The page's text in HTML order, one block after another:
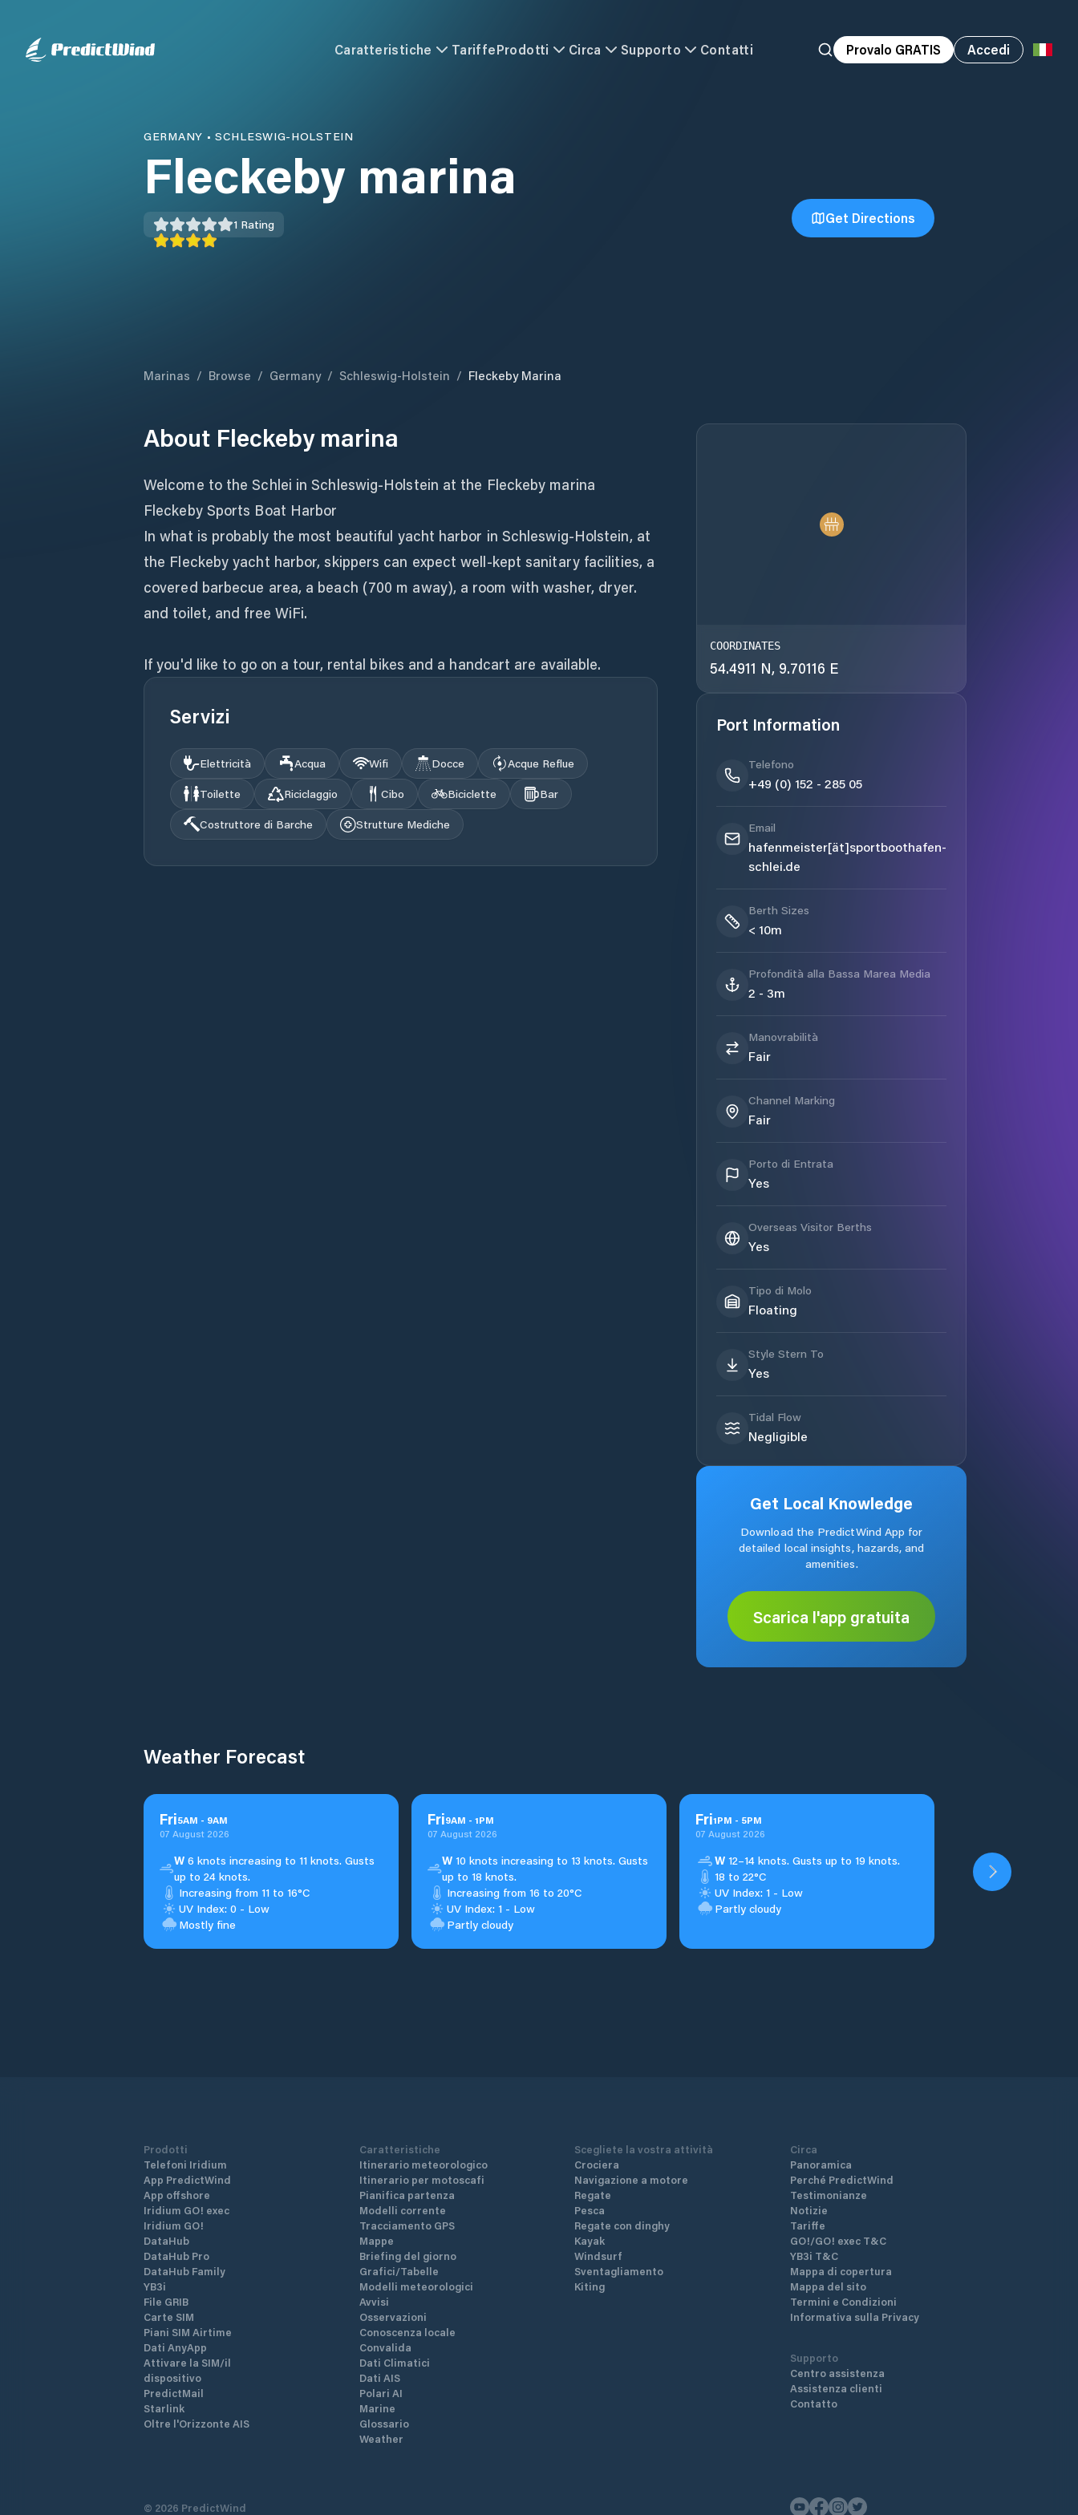
Caratteristiche TariffeProdotti Circa Supporto Contatti Provalo GRATIS Accedi
GERMANY •SCHLESWIG-HOLSTEIN
Fleckeby marina
1 Rating Get Directions
Marinas / Browse / Germany / Schleswig-Holstein / Fleckeby Marina
About Fleckeby marina
Welcome to the Schlei in Schleswig-Holstein at the Fleckeby marina
Fleckeby Sports Boat Harbor
In what is probably the most beautiful yacht harbor in Schleswig-Holstein, at
the Fleckeby yacht harbor, skippers can expect well-kept sanitary facilities, a
covered barbecue area, a beach (700 m away), a room with washer, dryer.
and toilet, and free WiFi.
If you'd like to go on a tour, rental bikes and a handcart are available.
Servizi
Elettricità Acqua Wifi Docce
Acque Reflue
Toilette
Riciclaggio Cibo Biciclette
Bar
Costruttore di Barche
Strutture Mediche
COORDINATES
54.4911 N, 9.70116 E
Port Information
Telefono
+49 (0) 152 - 285 05
Email
hafenmeister[ät]sportboothafen-
schlei.de
Berth Sizes
< 10m
Profondità alla Bassa Marea Media
2 - 3m
Manovrabilità
Fair
Channel Marking
Fair
Porto di Entrata
Yes
Overseas Visitor Berths
Yes
Tipo di Molo
Floating
Style Stern To
Yes
Tidal Flow
Negligible
Get Local Knowledge
Download the PredictWind App for
detailed local insights, hazards, and
amenities.
Scarica l'app gratuita
Weather Forecast
Fri5AM - 9AM
07 August 2026
W6 knots increasing to 11 knots. Gusts
up to 24 knots.
Increasing from 11 to 16°C
UV Index: 0 - Low
Mostly fine
Fri9AM - 1PM
07 August 2026
W10 knots increasing to 13 knots. Gusts
up to 18 knots.
Increasing from 16 to 20°C
UV Index: 1 - Low
Partly cloudy
Fri1PM - 5PM
07 August 2026
W 12–14 knots. Gusts up to 19 knots.
18 to 22°C
UV Index: 1 - Low
Partly cloudy
Prodotti
Telefoni Iridium
App PredictWind
App offshore
Iridium GO! exec
Iridium GO!
DataHub
DataHub Pro
DataHub Family
YB3i
File GRIB
Carte SIM
Piani SIM Airtime
Dati AnyApp
Attivare la SIM/il
dispositivo
PredictMail
Starlink
Oltre l'Orizzonte AIS
Caratteristiche
Itinerario meteorologico
Itinerario per motoscafi
Pianifica partenza
Modelli corrente
Tracciamento GPS
Mappe
Briefing del giorno
Grafici/Tabelle
Modelli meteorologici
Avvisi
Osservazioni
Conoscenza locale
Convalida
Dati Climatici
Dati AIS
Polari AI
Marine
Glossario
Weather
Scegliete la vostra attività
Crociera
Navigazione a motore
Regate
Pesca
Regate con dinghy
Kayak
Windsurf
Sventagliamento
Kiting
Circa
Panoramica
Perché PredictWind
Testimonianze
Notizie
Tariffe
GO!/GO! exec T&C
YB3i T&C
Mappa di copertura
Mappa del sito
Termini e Condizioni
Informativa sulla Privacy
Supporto
Centro assistenza
Assistenza clienti
Contatto
© 2026 PredictWind